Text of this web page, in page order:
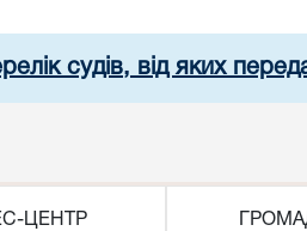
судів, від яких
ЦЕНТР